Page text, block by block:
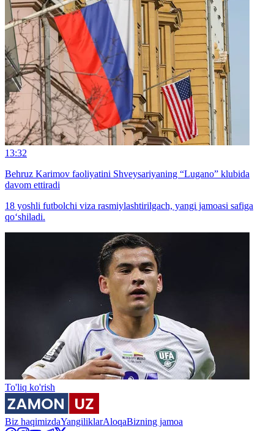
13:32
Behruz Karimov faoliyatini Shveysariyaning “Lugano” klubida
davom ettiradi
18 yoshli futbolchi viza rasmiylashtirilgach, yangi jamoasi safiga
qo‘shiladi.
To'liq ko'rish
Biz haqimizdaYangiliklarAloqaBizning jamoa